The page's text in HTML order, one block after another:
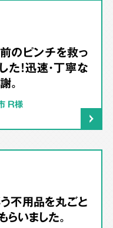
のピンチを救っ
た！迅速・丁寧な
。
R様
不用品を丸ごと
らいました。